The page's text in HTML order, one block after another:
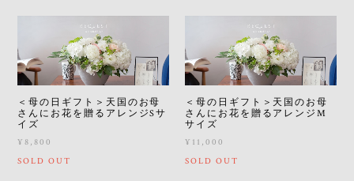
＜母の日ギフト＞天国のお母
さんにお花を贈るアレンジSサ
イズ
¥8,800
SOLD OUT
＜母の日ギフト＞天国のお母
さんにお花を贈るアレンジM
サイズ
¥11,000
SOLD OUT